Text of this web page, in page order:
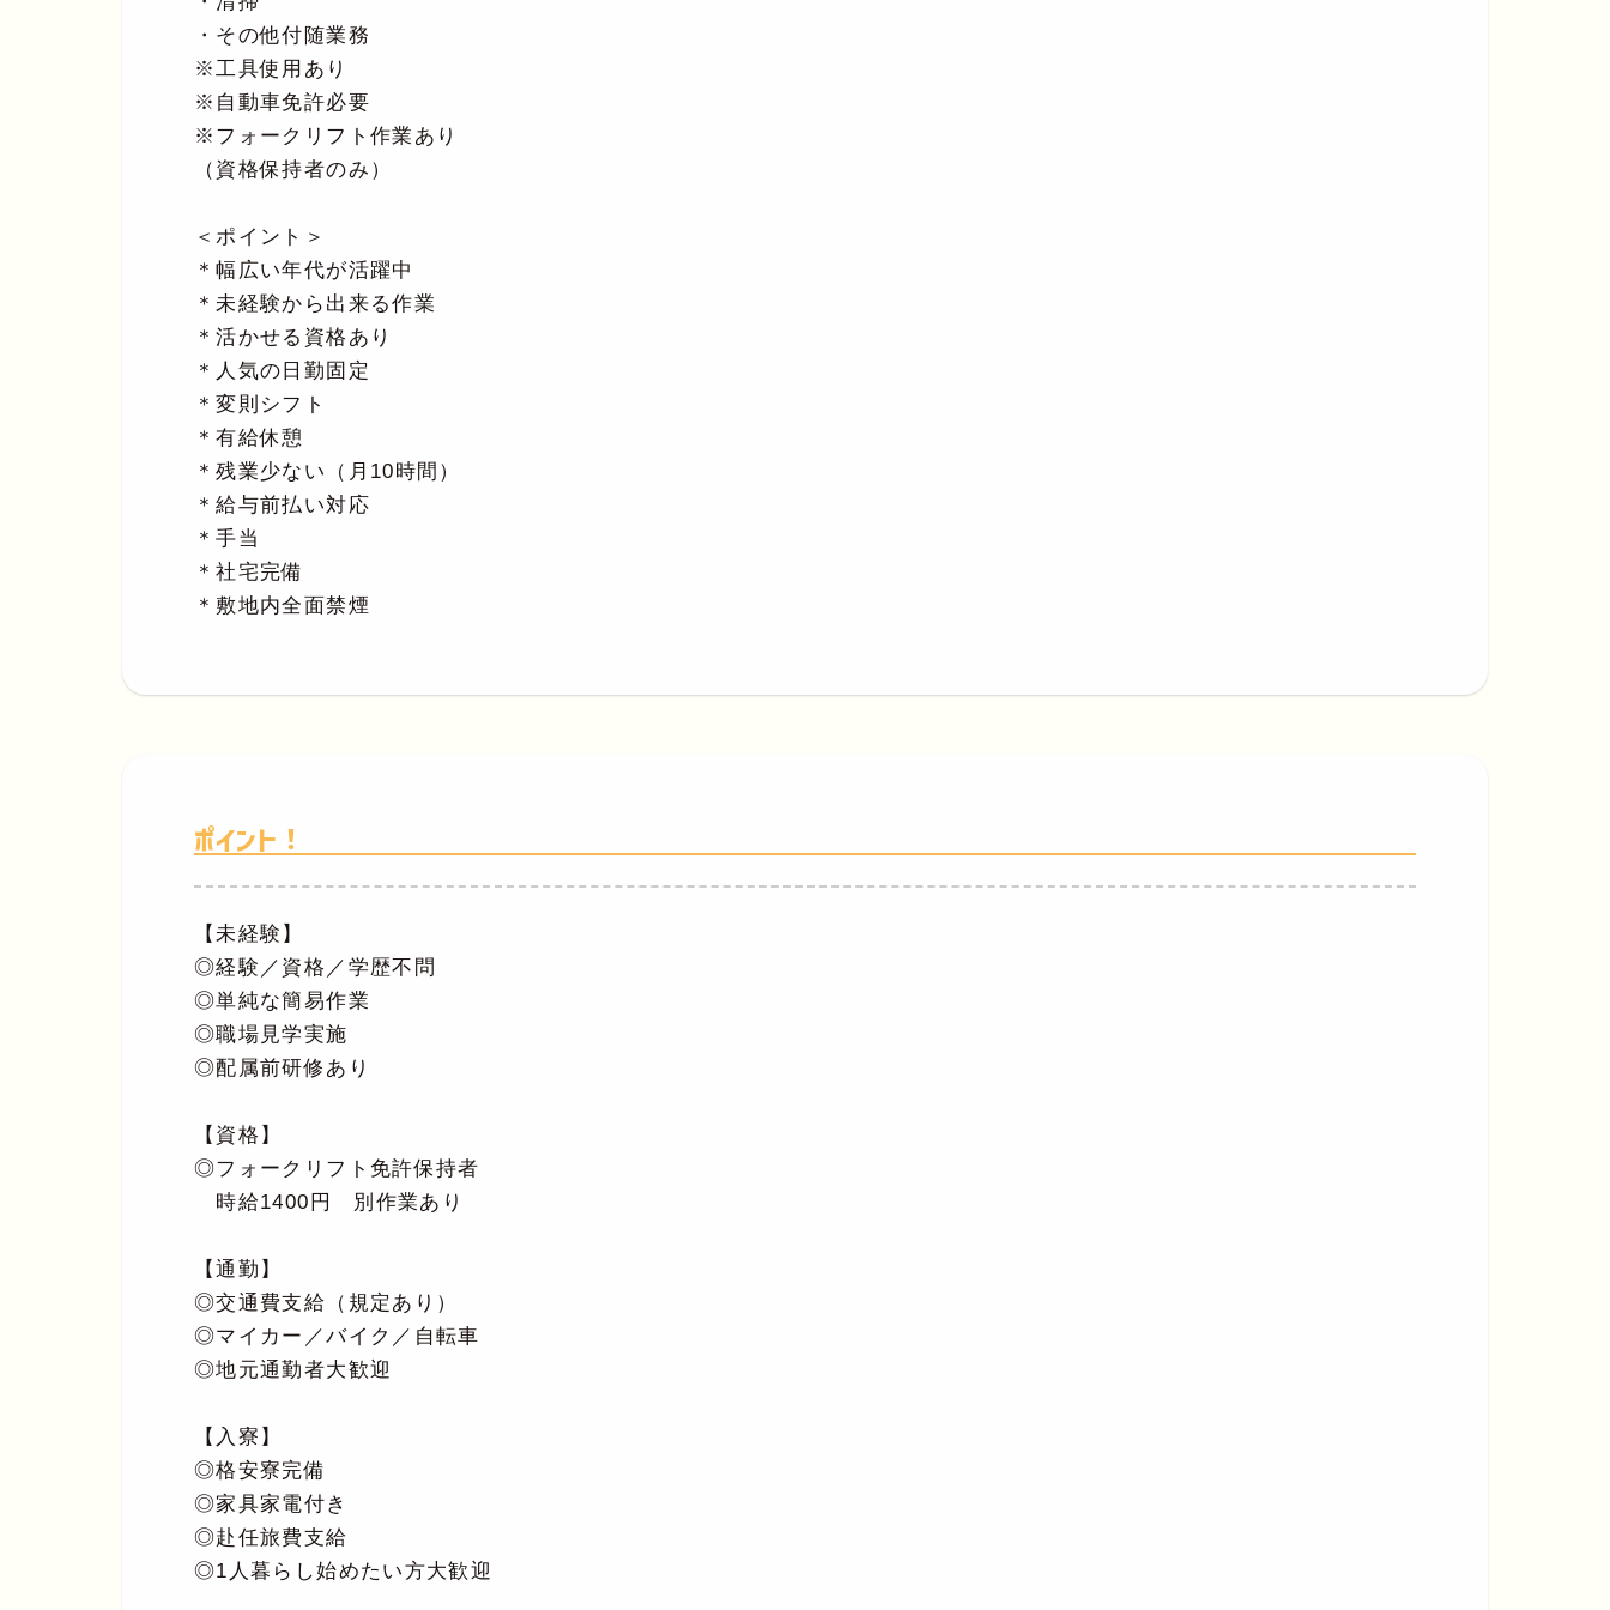
・その他付随業務
※工具使用あり
※自動車免許必要
※フォークリフト作業あり
（資格保持者のみ）
＜ポイント＞
＊幅広い年代が活躍中
＊未経験から出来る作業
＊活かせる資格あり
＊人気の日勤固定
＊変則シフト
＊有給休憩
＊残業少ない（月10時間）
＊給与前払い対応
＊手当
＊社宅完備
＊敷地内全面禁煙
ポイント！
【未経験】
◎経験／資格／学歴不問
◎単純な簡易作業
◎職場見学実施
◎配属前研修あり
【資格】
◎フォークリフト免許保持者
時給1400円 別作業あり
【通勤】
◎交通費支給（規定あり）
◎マイカー／バイク／自転車
◎地元通勤者大歓迎
【入寮】
◎格安寮完備
◎家具家電付き
◎赴任旅費支給
◎1人暮らし始めたい方大歓迎